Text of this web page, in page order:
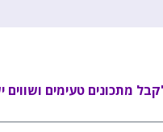
מתכונים טעימים ושווים